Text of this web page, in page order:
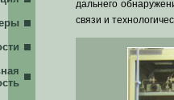
дальнего
связи и